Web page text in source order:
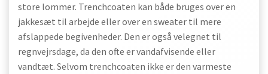
store lommer. Trenchcoaten kan både bruges over en
jakkesæt til arbejde eller over en sweater til mere
afslappede begivenheder. Den er også velegnet til
regnvejrsdage, da den ofte er vandafvisende eller
vandtæt. Selvom trenchcoaten ikke er den varmeste